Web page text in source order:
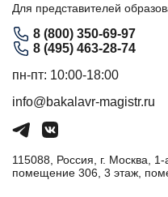
Для представителей
8 (800) 350-69-97
8 (495) 463-28-74
пн-пт: 10:00-18:00
info@bakalavr-magistr.ru
115088, Россия, г. Москва,
помещение 306, 3 этаж,